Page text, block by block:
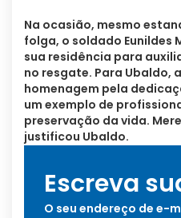
Na ocasião, mesmo
folga, o soldado Eunildes
sua residência para
no resgate. Para Ubaldo,
homenagem pela
um exemplo de
preservação da vida.
justificou Ubaldo.
Escreva
O seu endereço de e-